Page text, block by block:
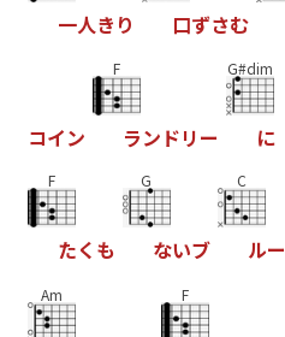
一人き り 口ずさむ
コイン
F
ラン ドリー
G#dim
に
F
たく も
G
ないブ
C
ルー
Am F